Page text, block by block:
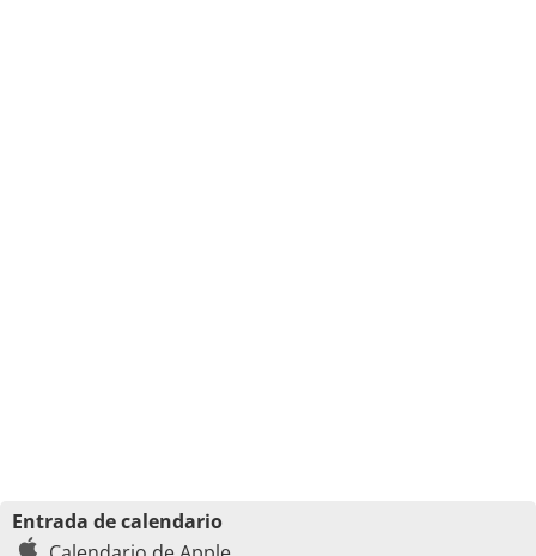
Entrada de calendario